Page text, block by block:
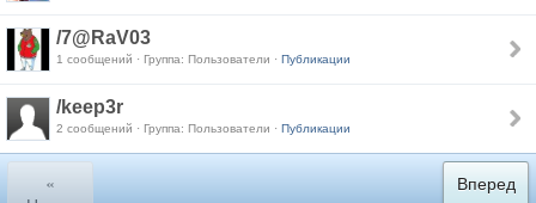
/7@RaV03
1 сообщений · Группа: Пользователи · Публикации
/keep3r
2 сообщений · Группа: Пользователи · Публикации
«
Вперед